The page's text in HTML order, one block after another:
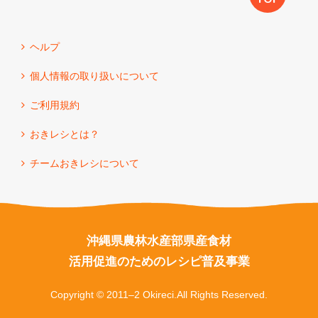
ヘルプ
個人情報の取り扱いについて
ご利用規約
おきレシとは？
チームおきレシについて
沖縄県農林水産部県産食材
活用促進のためのレシピ普及事業
Copyright © 2011–2 Okireci.All Rights Reserved.